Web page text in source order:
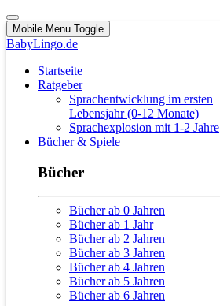
Mobile Menu Toggle
BabyLingo.de
Startseite
Ratgeber
Sprachentwicklung im ersten
Lebensjahr (0-12 Monate)
Sprachexplosion mit 1-2 Jahre
Bücher & Spiele
Bücher
Bücher ab 0 Jahren
Bücher ab 1 Jahr
Bücher ab 2 Jahren
Bücher ab 3 Jahren
Bücher ab 4 Jahren
Bücher ab 5 Jahren
Bücher ab 6 Jahren